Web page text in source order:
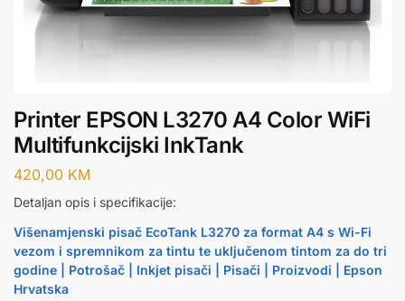
Printer EPSON L3270 A4 Color WiFi
Multifunkcijski InkTank
420,00 KM
Detaljan opis i specifikacije:
Višenamjenski pisač EcoTank L3270 za format A4 s Wi-Fi
vezom i spremnikom za tintu te uključenom tintom za do tri
godine | Potrošač | Inkjet pisači | Pisači | Proizvodi | Epson
Hrvatska